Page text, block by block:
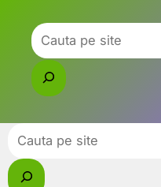
content
Caută
Caută